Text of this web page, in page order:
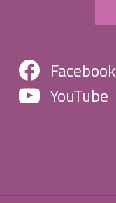
Facebook
YouTube